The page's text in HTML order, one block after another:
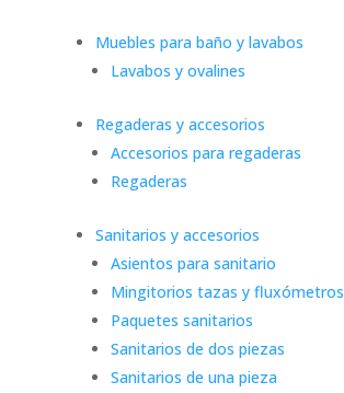
Muebles para baño y lavabos
Lavabos y ovalines
Regaderas y accesorios
Accesorios para regaderas
Regaderas
Sanitarios y accesorios
Asientos para sanitario
Mingitorios tazas y fluxómetros
Paquetes sanitarios
Sanitarios de dos piezas
Sanitarios de una pieza